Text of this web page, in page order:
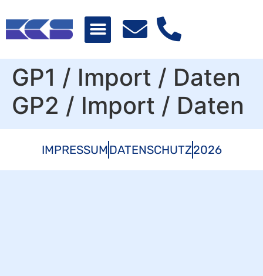
GP1 / Import / Daten
GP2 / Import / Daten
IMPRESSUMDATENSCHUTZ2026